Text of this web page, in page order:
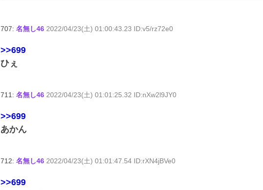
707: 名無し46 2022/04/23(土) 01:00:43.23 ID:v5/rz72e0
>>699
ひぇ
711: 名無し46 2022/04/23(土) 01:01:25.32 ID:nXw2l9JY0
>>699
あかん
712: 名無し46 2022/04/23(土) 01:01:47.54 ID:rXN4jBVe0
>>699